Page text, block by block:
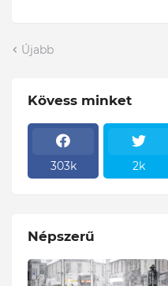
Újabb
Kövess minket
303k 2k
Népszerű